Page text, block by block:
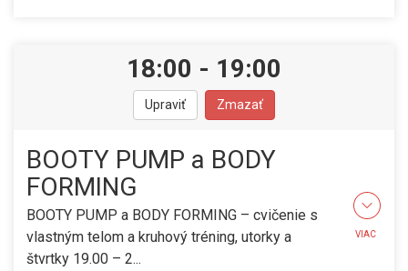
18:00 - 19:00
Upraviť Zmazať
BOOTY PUMP a BODY
FORMING
BOOTY PUMP a BODY FORMING – cvičenie s
vlastným telom a kruhový tréning, utorky a
štvrtky 19.00 – 2...
VIAC